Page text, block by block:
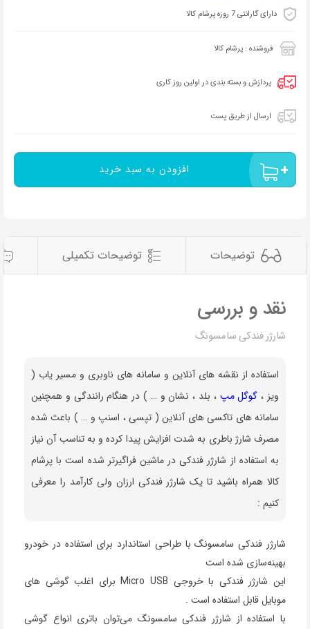
دارای گارانتی 7 روزه پرشام کالا
فروشنده : پرشام کالا
پردازش و بسته بندی در اولین روز کاری
ارسال از طریق پست
افزودن به سبد خرید
توضیحات توضیحات تکمیلی
نقد و بررسی
شارژر فندکی سامسونگ
استفاده از نقشه های آنلاین و سامانه های ناوبری و مسیر یاب (
ویز ، گوگل مپ ، بلد ، نشان و … ) در هنگام رانندگی و همچنین
سامانه های تاکسی های آنلاین ( تپسی ، اسنپ و … ) باعث شده
مصرف شارژ باطری به شدت افزایش پیدا کرده و به تناسب آن نیاز
به استفاده از شارژر فندکی در ماشین فراگیرتر شده است با پرشام
کالا همراه باشید تا یک شارژر فندکی ارزان ولی کارآمد را معرفی
کنیم :
شارژر فندکی سامسونگ با طراحی استاندارد برای استفاده در خودرو
بهینه‌سازی شده است
این شارژر فندکی با خروجی Micro USB برای اغلب گوشی های
موبایل قابل استفاده است .
با استفاده از شارژر فندکی سامسونگ می‌توان باتری انواع گوشی‌